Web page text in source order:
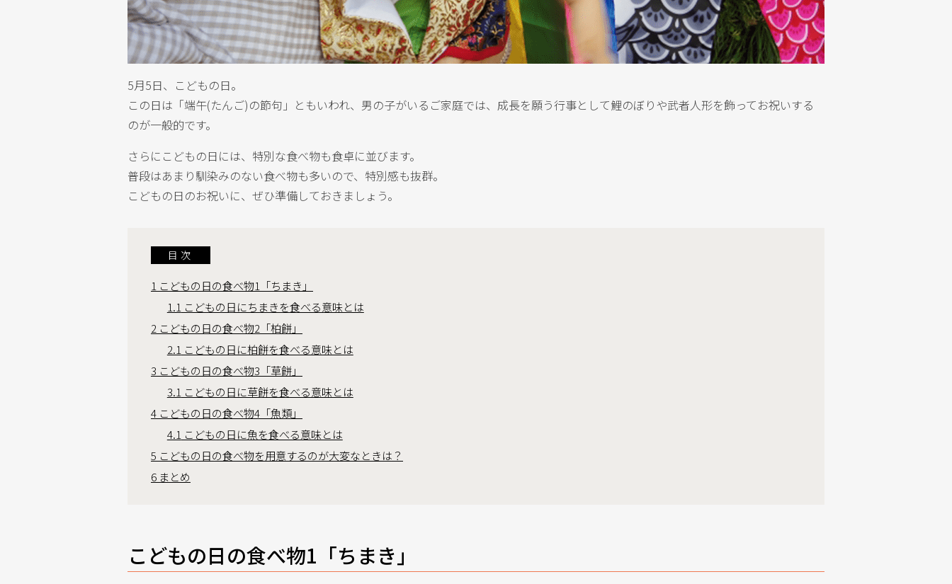
5月5日、こどもの日。
この日は「端午(たんご)の節句」ともいわれ、男の子がいるご家庭では、成長を願う行事として鯉のぼりや武者人形を飾ってお祝いする
のが一般的です。
さらにこどもの日には、特別な食べ物も食卓に並びます。
普段はあまり馴染みのない食べ物も多いので、特別感も抜群。
こどもの日のお祝いに、ぜひ準備しておきましょう。
目次
1 こどもの日の食べ物1「ちまき」
1.1 こどもの日にちまきを食べる意味とは
2 こどもの日の食べ物2「柏餅」
2.1 こどもの日に柏餅を食べる意味とは
3 こどもの日の食べ物3「草餅」
3.1 こどもの日に草餅を食べる意味とは
4 こどもの日の食べ物4「魚類」
4.1 こどもの日に魚を食べる意味とは
5 こどもの日の食べ物を用意するのが大変なときは？
6 まとめ
こどもの日の食べ物1「ちまき」